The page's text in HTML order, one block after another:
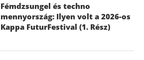
Fémdzsungel és techno
mennyország: Ilyen volt a 2026-os
Kappa FuturFestival (1. Rész)